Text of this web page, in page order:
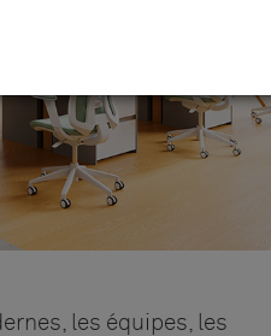
les équipes, les